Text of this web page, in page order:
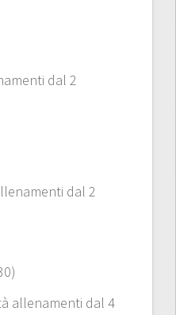
dal 2
dal 2
allenamenti dal 4